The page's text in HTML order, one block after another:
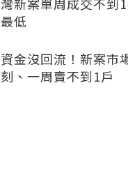
最低
資金沒回流！新案市
刻、一周賣不到1戶